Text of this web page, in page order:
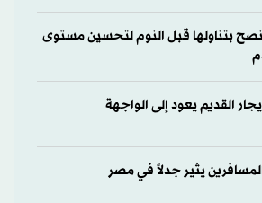
بتناولها قبل النوم لتحسين مستوى
القديم يعود إلى الواجهة
يثير جدلاً في مصر